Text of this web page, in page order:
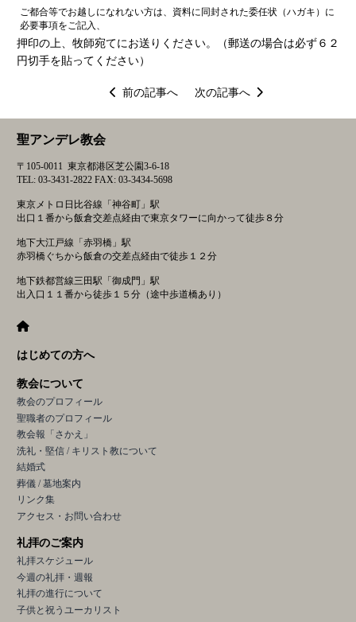
ご都合等でお越しになれない方は、資料に同封された委任状（ハガキ）に
必要事項をご記入、
押印の上、牧師宛てにお送りください。（郵送の場合は必ず６２
円切手を貼ってください）
次の記事へ
前の記事へ
聖アンデレ教会
〒105-0011 東京都港区芝公園3-6-18
TEL: 03-3431-2822 FAX: 03-3434-5698
東京メトロ日比谷線「神谷町」駅
出口１番から飯倉交差点経由で東京タワーに向かって徒歩８分
地下大江戸線「赤羽橋」駅
赤羽橋ぐちから飯倉の交差点経由で徒歩１２分
地下鉄都営線三田駅「御成門」駅
出入口１１番から徒歩１５分（途中歩道橋あり）
はじめての方へ
教会について
教会のプロフィール
聖職者のプロフィール
教会報「さかえ」
洗礼・堅信 / キリスト教について
結婚式
葬儀 / 墓地案内
リンク集
アクセス・お問い合わせ
礼拝のご案内
礼拝スケジュール
今週の礼拝・週報
礼拝の進行について
子供と祝うユーカリスト